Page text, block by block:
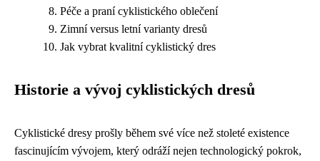
Péče a praní cyklistického oblečení
Zimní versus letní varianty dresů
Jak vybrat kvalitní cyklistický dres
Historie a vývoj cyklistických dresů
Cyklistické dresy prošly během své více než stoleté existence
fascinujícím vývojem, který odráží nejen technologický pokrok,